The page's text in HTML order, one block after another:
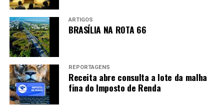
“Os nossos filmes, na maioria das vezes, não
vinham sendo curados, não vinham sendo sequer
falados”, afirma Edileuza Penha, coautora da
obra
Cinema negro no feminino: afetos e
pertencimentos além das telas.Foto: Arquivo
pessoal
ARTIGOS
BRASÍLIA NA ROTA 66
REPORTAGENS
Receita abre consulta a lote da malha
fina do Imposto de Renda